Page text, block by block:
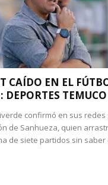
CAÍDO EN EL
DEPORTES
confirmó en sus redes
de Sanhueza, quien
de siete partidos sin saber